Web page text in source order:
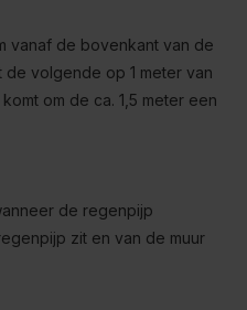
vanaf de bovenkant van de
volgende op 1 meter van
om de ca. 1,5 meter een
de regenpijp
zit en van de muur